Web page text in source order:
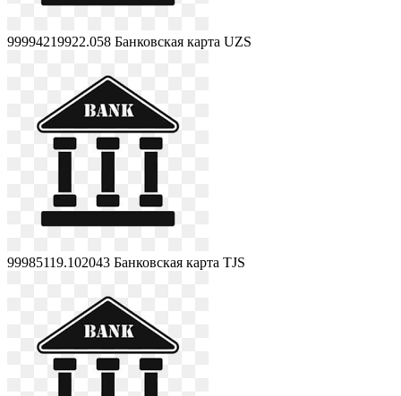
99994219922.058 Банковская карта UZS
99985119.102043 Банковская карта TJS